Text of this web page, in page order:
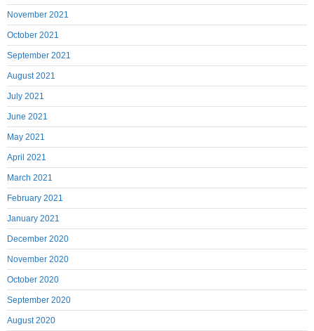
November 2021
October 2021
September 2021
August 2021
July 2021
June 2021
May 2021
April 2021
March 2021
February 2021
January 2021
December 2020
November 2020
October 2020
September 2020
August 2020